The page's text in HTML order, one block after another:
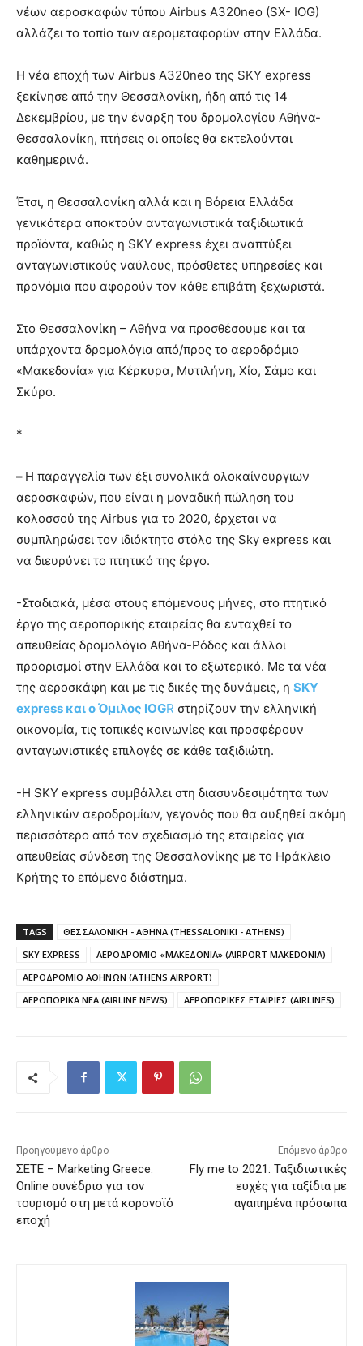
νέων αεροσκαφών τύπου Airbus A320neo (SX- IOG)
αλλάζει το τοπίο των αερομεταφορών στην Ελλάδα.
Η νέα εποχή των Airbus A320neo της SKY express
ξεκίνησε από την Θεσσαλονίκη, ήδη από τις 14
Δεκεμβρίου, με την έναρξη του δρομολογίου Αθήνα-
Θεσσαλονίκη, πτήσεις οι οποίες θα εκτελούνται
καθημερινά.
Έτσι, η Θεσσαλονίκη αλλά και η Βόρεια Ελλάδα
γενικότερα αποκτούν ανταγωνιστικά ταξιδιωτικά
προϊόντα, καθώς η SKY express έχει αναπτύξει
ανταγωνιστικούς ναύλους, πρόσθετες υπηρεσίες και
προνόμια που αφορούν τον κάθε επιβάτη ξεχωριστά.
Στο Θεσσαλονίκη – Αθήνα να προσθέσουμε και τα
υπάρχοντα δρομολόγια από/προς το αεροδρόμιο
«Μακεδονία» για Κέρκυρα, Μυτιλήνη, Χίο, Σάμο και
Σκύρο.
*
– Η παραγγελία των έξι συνολικά ολοκαίνουργιων
αεροσκαφών, που είναι η μοναδική πώληση του
κολοσσού της Airbus για το 2020, έρχεται να
συμπληρώσει τον ιδιόκτητο στόλο της Sky express και
να διευρύνει το πτητικό της έργο.
-Σταδιακά, μέσα στους επόμενους μήνες, στο πτητικό
έργο της αεροπορικής εταιρείας θα ενταχθεί το
απευθείας δρομολόγιο Αθήνα-Ρόδος και άλλοι
προορισμοί στην Ελλάδα και το εξωτερικό. Με τα νέα
της αεροσκάφη και με τις δικές της δυνάμεις, η SKY
express και ο Όμιλος IOGR στηρίζουν την ελληνική
οικονομία, τις τοπικές κοινωνίες και προσφέρουν
ανταγωνιστικές επιλογές σε κάθε ταξιδιώτη.
-Η SKY express συμβάλλει στη διασυνδεσιμότητα των
ελληνικών αεροδρομίων, γεγονός που θα αυξηθεί ακόμη
περισσότερο από τον σχεδιασμό της εταιρείας για
απευθείας σύνδεση της Θεσσαλονίκης με το Ηράκλειο
Κρήτης το επόμενο διάστημα.
TAGS
ΘΕΣΣΑΛΟΝΙΚΗ - ΑΘΗΝΑ (THESSALONIKI - ATHENS)
SKY EXPRESS
ΑΕΡΟΔΡΟΜΙΟ «ΜΑΚΕΔΟΝΙΑ» (AIRPORT MAKEDONIA)
ΑΕΡΟΔΡΟΜΙΟ ΑΘΗΝΩΝ (ATHENS AIRPORT)
ΑΕΡΟΠΟΡΙΚΑ ΝΕΑ (AIRLINE NEWS)
ΑΕΡΟΠΟΡΙΚΕΣ ΕΤΑΙΡΙΕΣ (AIRLINES)
Προηγούμενο άρθρο
ΣΕΤΕ – Marketing Greece:
Online συνέδριο για τον
τουρισμό στη μετά κορονοϊό
εποχή
Επόμενο άρθρο
Fly me to 2021: Ταξιδιωτικές
ευχές για ταξίδια με
αγαπημένα πρόσωπα